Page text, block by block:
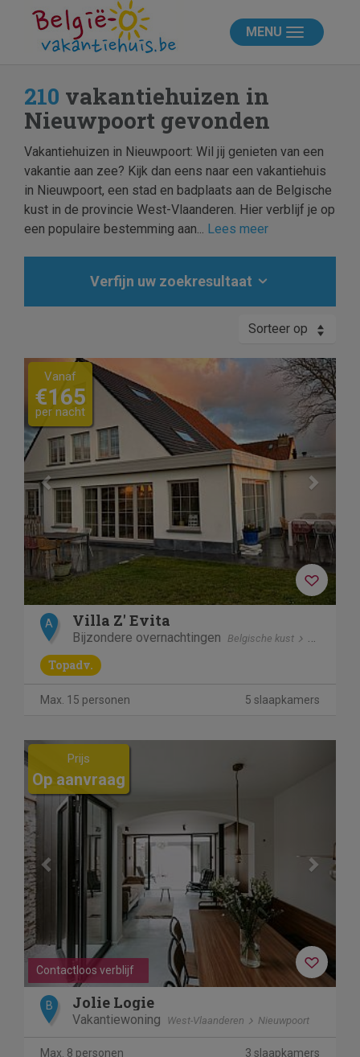
MENU
210 vakantiehuizen in
Nieuwpoort gevonden
Vakantiehuizen in Nieuwpoort: Wil jij genieten van een
vakantie aan zee? Kijk dan eens naar een vakantiehuis
in Nieuwpoort, een stad en badplaats aan de Belgische
kust in de provincie West-Vlaanderen. Hier verblijf je op
een populaire bestemming aan... Lees meer
Verfijn uw zoekresultaat
Sorteer op
Previous Next
Vanaf
€165
per nacht
A Villa Z' Evita
Bijzondere overnachtingen Belgische kust Nieuwpoort
Topadv.
Max. 15 personen 5 slaapkamers
Previous
Contactloos verblijf
Prijs
Op aanvraag
B Jolie Logie
Vakantiewoning West-Vlaanderen Nieuwpoort
Max. 8 personen 3 slaapkamers